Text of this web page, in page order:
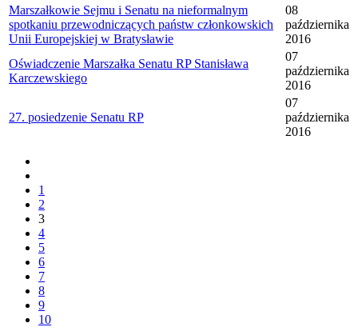
Marszałkowie Sejmu i Senatu na nieformalnym
spotkaniu przewodniczących państw członkowskich
Unii Europejskiej w Bratysławie
08
października
2016
Oświadczenie Marszałka Senatu RP Stanisława
Karczewskiego
07
października
2016
27. posiedzenie Senatu RP
07
października
2016
1
2
3
4
5
6
7
8
9
10